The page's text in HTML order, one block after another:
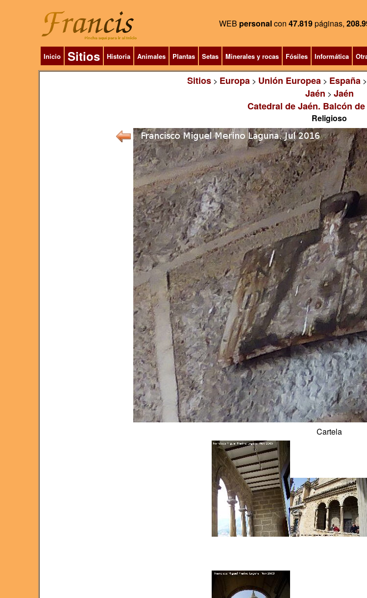
WEB personalcon 47.819páginas,
Inicio Sitios Historia Animales Plantas Setas Minerales y rocas Fósiles Informática
Sitios> Europa> Unión Europea> España>
Jaén > Jaén
Catedral de Jaén. Balcón
Religioso
Cartela